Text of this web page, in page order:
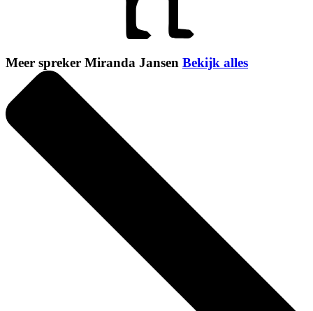
Meer spreker Miranda Jansen Bekijk alles